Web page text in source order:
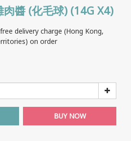
肉醬 (化毛球) (14G X4)
delivery charge (Hong Kong,
on order
BUY NOW